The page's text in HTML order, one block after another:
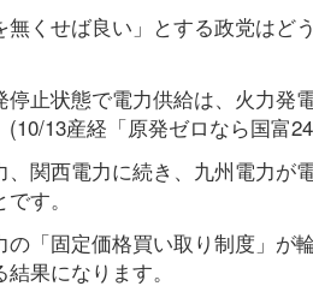
無くせば良い」とする政党は
停止状態で電力供給は、火力発
(10/13産経「原発ゼロなら国富
、関西電力に続き、九州電力が
す。
の「固定価格買い取り制度」が
結果になります。